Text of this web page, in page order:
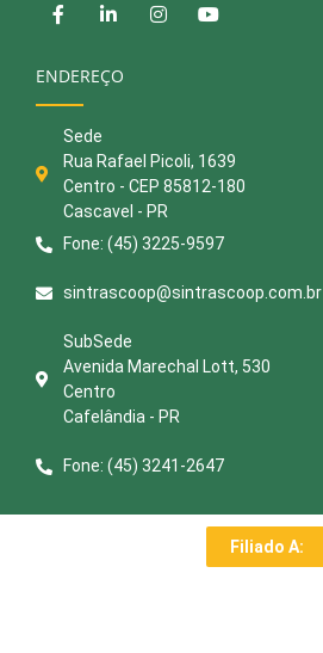
ENDEREÇO
Sede
Rua Rafael Picoli, 1639
Centro - CEP 85812-180
Cascavel - PR
Fone: (45) 3225-9597
sintrascoop@sintrascoop.com.br
SubSede
Avenida Marechal Lott, 530
Centro
Cafelândia - PR
Fone: (45) 3241-2647
Filiado A: